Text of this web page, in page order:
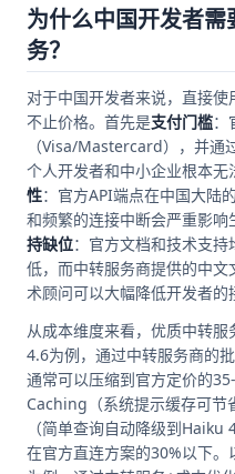
为什么中国开发者
务？
对于中国开发者来说，直接
不止价格。首先是支付门槛：
（Visa/Mastercard），并通
个人开发者和中小企业根本
性：官方API端点在中国大陆
和频繁的连接中断会严重影
持缺位：官方文档和技术支
低，而中转服务商提供的中
术顾问可以大幅降低开发者的
从成本维度来看，优质中转
4.6为例，通过中转服务商的
通常可以压缩到官方定价的
Caching（系统提示缓存可节
（简单查询自动降级到
在官方直连方案的30%以下